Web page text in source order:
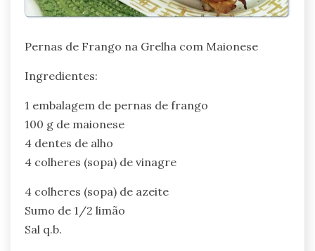
Pernas de Frango na Grelha com Maionese
Ingredientes:
1 embalagem de pernas de frango
100 g de maionese
4 dentes de alho
4 colheres (sopa) de vinagre
4 colheres (sopa) de azeite
Sumo de 1/2 limão
Sal q.b.